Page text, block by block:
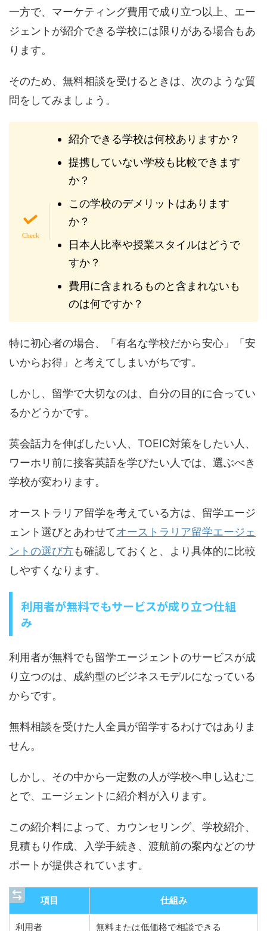
一方で、マーケティング費用で成り立つ以上、エー
ジェントが紹介できる学校には限りがある場合もあ
ります。
そのため、無料相談を受けるときは、次のような質
問をしてみましょう。
紹介できる学校は何校ありますか？
提携していない学校も比較できます
か？
この学校のデメリットはあります
か？
日本人比率や授業スタイルはどうで
すか？
費用に含まれるものと含まれないも
のは何ですか？
特に初心者の場合、「有名な学校だから安心」「安
いからお得」と考えてしまいがちです。
しかし、留学で大切なのは、自分の目的に合ってい
るかどうかです。
英会話力を伸ばしたい人、TOEIC対策をしたい人、
ワーホリ前に接客英語を学びたい人では、選ぶべき
学校が変わります。
オーストラリア留学を考えている方は、留学エージ
ェント選びとあわせてオーストラリア留学エージェ
ントの選び方も確認しておくと、より具体的に比較
しやすくなります。
利用者が無料でもサービスが成り立つ仕組
み
利用者が無料でも留学エージェントのサービスが成
り立つのは、成約型のビジネスモデルになっている
からです。
無料相談を受けた人全員が留学するわけではありま
せん。
しかし、その中から一定数の人が学校へ申し込むこ
とで、エージェントに紹介料が入ります。
この紹介料によって、カウンセリング、学校紹介、
見積もり作成、入学手続き、渡航前の案内などのサ
ポートが提供されています。
項目 仕組み
利用者 無料または低価格で相談できる